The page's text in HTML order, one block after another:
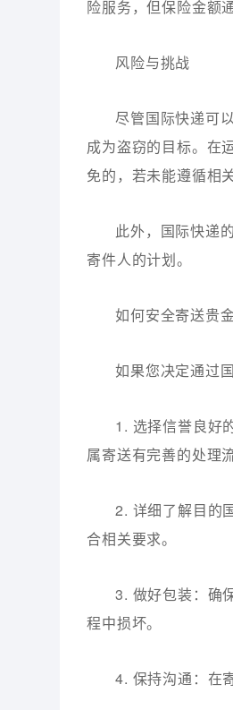
险服务，但保险金额
风险与挑战
尽管国际快递可
成为盗窃的目标。在
免的，若未能遵循相
此外，国际快递
寄件人的计划。
如何安全寄送贵
如果您决定通过
1. 选择信誉良好
属寄送有完善的处理流
2. 详细了解目的
合相关要求。
3. 做好包装：确
程中损坏。
4. 保持沟通：在